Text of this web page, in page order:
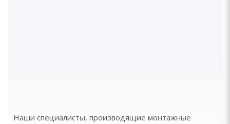
Наши специалисты, производящие монтажные